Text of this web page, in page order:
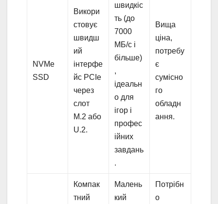
NVMe
SSD
Викори
стовує
швидш
ий
інтерфе
йс PCIe
через
слот
M.2 або
U.2.
швидкіс
ть (до
7000
МБ/с і
більше)
,
ідеальн
о для
ігор і
профес
ійних
завдань
.
Вища
ціна,
потребу
є
сумісно
го
обладн
ання.
Компак
тний
Малень
кий
Потрібн
о